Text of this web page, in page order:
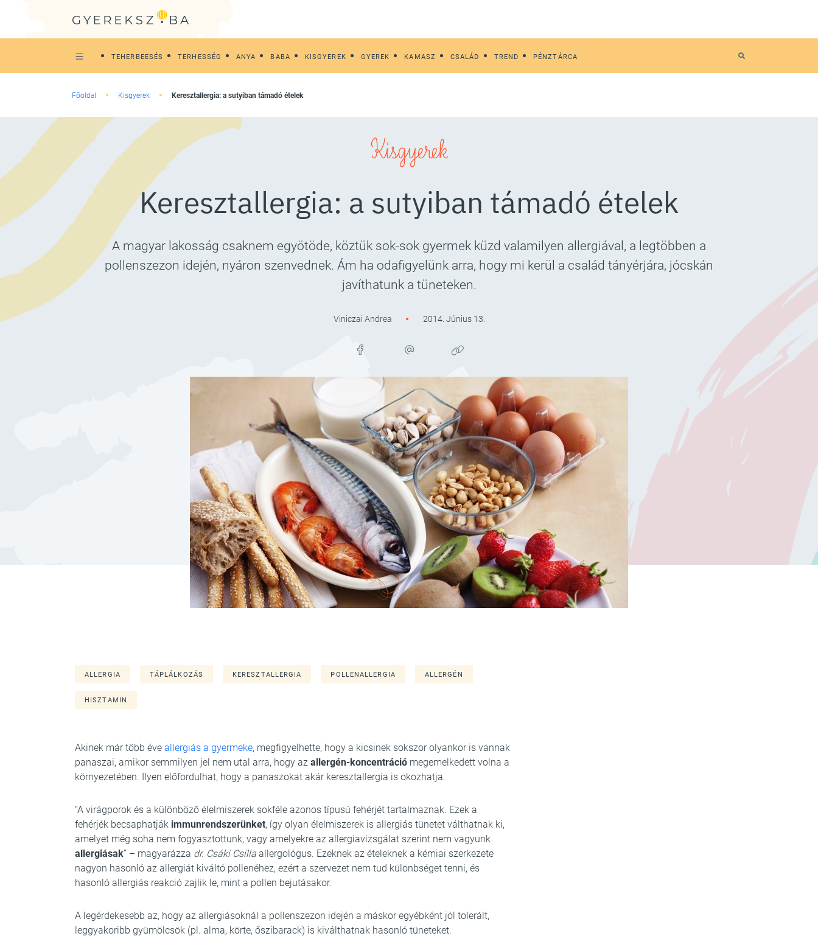
TEHERBEESÉS TERHESSÉG ANYA BABA KISGYEREK GYEREK KAMASZ CSALÁD TREND PÉNZTÁRCA
Főoldal Kisgyerek Keresztallergia: a sutyiban támadó ételek
Kisgyerek
Keresztallergia: a sutyiban támadó ételek
A magyar lakosság csaknem egyötöde, köztük sok-sok gyermek küzd valamilyen allergiával, a legtöbben a
pollenszezon idején, nyáron szenvednek. Ám ha odafigyelünk arra, hogy mi kerül a család tányérjára, jócskán
javíthatunk a tüneteken.
Viniczai Andrea 2014. Június 13.
ALLERGIA TÁPLÁLKOZÁS KERESZTALLERGIA POLLENALLERGIA ALLERGÉN
HISZTAMIN
Akinek már több éve allergiás a gyermeke, megfigyelhette, hogy a kicsinek sokszor olyankor is vannak
panaszai, amikor semmilyen jel nem utal arra, hogy az allergén-koncentráció megemelkedett volna a
környezetében. Ilyen előfordulhat, hogy a panaszokat akár keresztallergia is okozhatja.
“A virágporok és a különböző élelmiszerek sokféle azonos típusú fehérjét tartalmaznak. Ezek a
fehérjék becsaphatják immunrendszerünket, így olyan élelmiszerek is allergiás tünetet válthatnak ki,
amelyet még soha nem fogyasztottunk, vagy amelyekre az allergiavizsgálat szerint nem vagyunk
allergiásak” – magyarázza dr. Csáki Csilla allergológus. Ezeknek az ételeknek a kémiai szerkezete
nagyon hasonló az allergiát kiváltó pollenéhez, ezért a szervezet nem tud különbséget tenni, és
hasonló allergiás reakció zajlik le, mint a pollen bejutásakor.
A legérdekesebb az, hogy az allergiásoknál a pollenszezon idején a máskor egyébként jól tolerált,
leggyakoribb gyümölcsök (pl. alma, körte, őszibarack) is kiválthatnak hasonló tüneteket.